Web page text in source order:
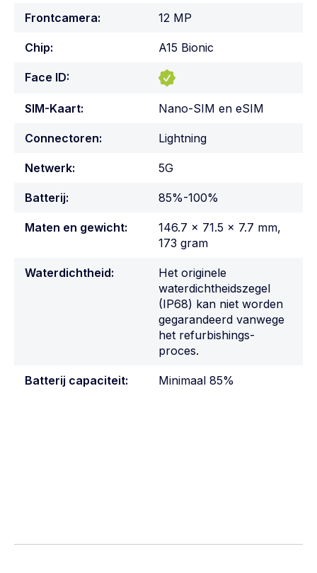
Frontcamera: 12 MP
Chip: A15 Bionic
Face ID:
SIM-Kaart: Nano-SIM en eSIM
Connectoren: Lightning
Netwerk: 5G
Batterij: 85%-100%
Maten en gewicht:
146.7 x 71.5 x 7.7 mm,
173 gram
Waterdichtheid:
Het originele
waterdichtheidszegel
(IP68) kan niet worden
gegarandeerd vanwege
het refurbishings-
proces.
Batterij capaciteit: Minimaal 85%